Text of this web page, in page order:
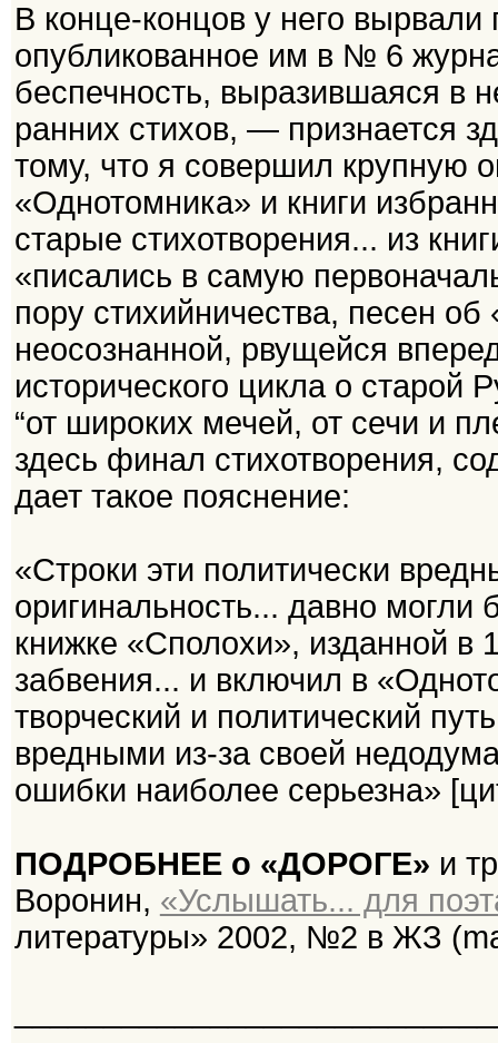
В конце-концов у него
опубликованное им в № 6
беспечность, выразившаяся в
ранних стихов, — признается
тому, что я совершил крупную
«Однотомника» и книги
старые стихотворения... из
«писались в самую
пору стихийничества, песен
неосознанной, рвущейся
исторического цикла о старой
“от широких мечей, от сечи и
здесь финал стихотворения,
дает такое пояснение:
«Строки эти политически
оригинальность... давно
книжке «Сполохи», изданной в
забвения... и включил в
творческий и политический
вредными из-за своей
ошибки наиболее серьезна»
ПОДРОБНЕЕ о «ДОРОГЕ» и
Воронин, «Услышать... для
литературы» 2002, №2 в ЖЗ